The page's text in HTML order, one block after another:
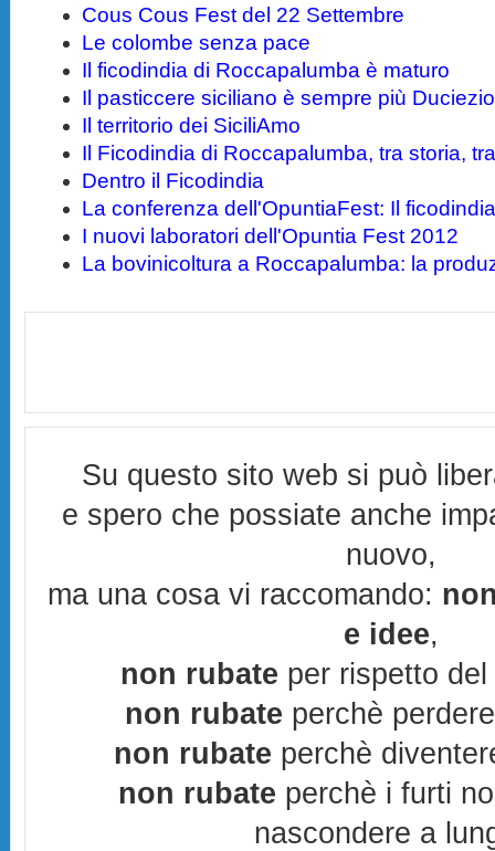
Cous Cous Fest del 22 Settembre
Le colombe senza pace
Il ficodindia di Roccapalumba è maturo
Il pasticcere siciliano è sempre più Duciezio
Il territorio dei SiciliAmo
Il Ficodindia di Roccapalumba, tra storia,
Dentro il Ficodindia
La conferenza dell'OpuntiaFest: Il
I nuovi laboratori dell'Opuntia Fest 2012
La bovinicoltura a Roccapalumba: la
Su questo sito web si può
e spero che possiate anche
nuovo,
ma una cosa vi raccomando:
e idee,
non rubate per rispetto
non rubate perchè
non rubate perchè
non rubate perchè i furti
nascondere a